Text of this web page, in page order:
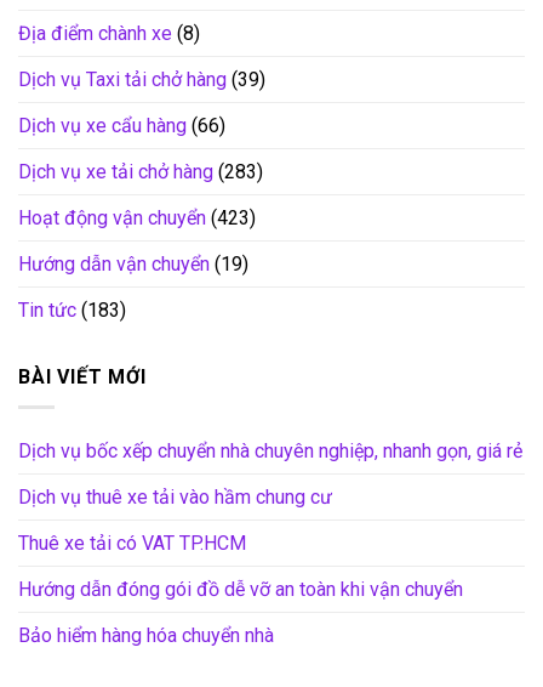
Địa điểm chành xe (8)
Dịch vụ Taxi tải chở hàng (39)
Dịch vụ xe cẩu hàng (66)
Dịch vụ xe tải chở hàng (283)
Hoạt động vận chuyển (423)
Hướng dẫn vận chuyển (19)
Tin tức (183)
BÀI VIẾT MỚI
Dịch vụ bốc xếp chuyển nhà chuyên nghiệp, nhanh gọn, giá rẻ
Dịch vụ thuê xe tải vào hầm chung cư
Thuê xe tải có VAT TP.HCM
Hướng dẫn đóng gói đồ dễ vỡ an toàn khi vận chuyển
Bảo hiểm hàng hóa chuyển nhà